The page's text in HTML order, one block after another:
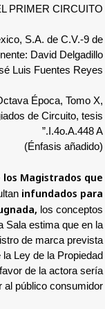
ADMINISTRATIVA
92.-Panam de
de votos.-
Secretario:
de la Federación,
583, Tribunales
anterior,y a juicio de
resolución ,
la resolución
analizan, pues
la prohibición de
XIII, del artículo 90
de dicho signo a
de